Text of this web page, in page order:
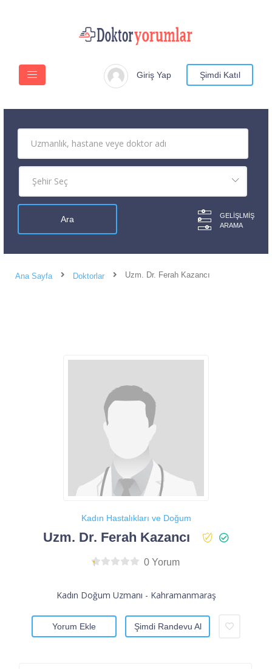
Giriş Yap Şimdi Katıl
GELIŞLMIŞ
ARAMA
Ana Sayfa Doktorlar Uzm. Dr. Ferah Kazancı
Kadın Hastalıkları ve Doğum
Uzm. Dr. Ferah Kazancı
0 Yorum
Kadın Doğum Uzmanı - Kahramanmaraş
Yorum Ekle Şimdi Randevu Al